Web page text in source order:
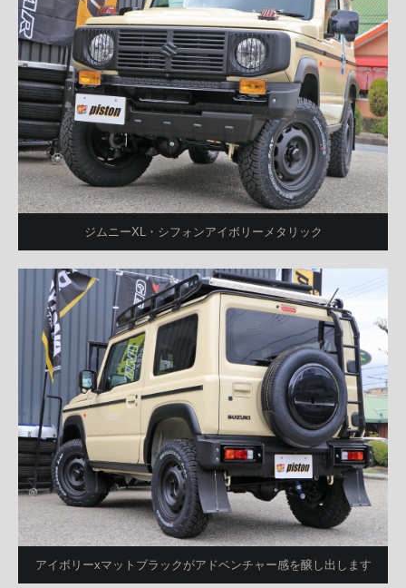
ジムニーXL・シフォンアイボリーメタリック
アイボリーxマットブラックがアドベンチャー感を醸し出します